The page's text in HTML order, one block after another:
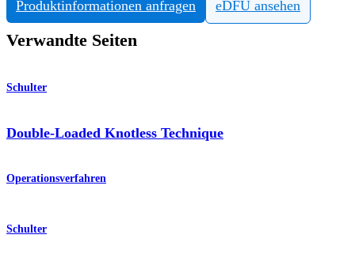
Produktinformationen anfragen eDFU ansehen
Verwandte Seiten
Schulter
Double-Loaded Knotless Technique
Operationsverfahren
Schulter